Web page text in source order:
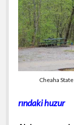
Cheaha
rındaki huzur